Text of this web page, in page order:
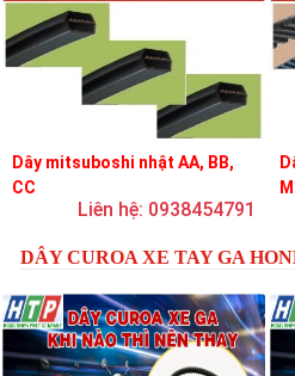
Dây mitsuboshi nhật AA, BB,
CC
Liên hệ: 0938454791
DÂY CUROA XE TAY GA